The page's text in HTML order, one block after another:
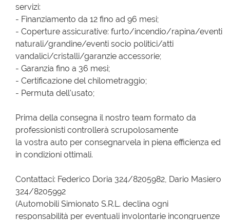
servizi:
- Finanziamento da 12 fino ad 96 mesi;
- Coperture assicurative: furto/incendio/rapina/eventi
naturali/grandine/eventi socio politici/atti
vandalici/cristalli/garanzie accessorie;
- Garanzia fino a 36 mesi;
- Certificazione del chilometraggio;
- Permuta dell'usato;
Prima della consegna il nostro team formato da
professionisti controllerà scrupolosamente
la vostra auto per consegnarvela in piena efficienza ed
in condizioni ottimali.
Contattaci: Federico Doria 324/8205982, Dario Masiero
324/8205992
(Automobili Simionato S.R.L. declina ogni
responsabilità per eventuali involontarie incongruenze